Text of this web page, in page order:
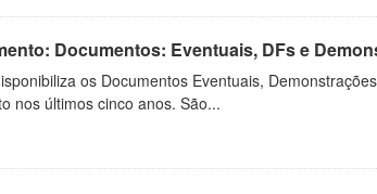
Documentos: Eventuais, DFs e
os Documentos Eventuais,
nos últimos cinco anos. São...